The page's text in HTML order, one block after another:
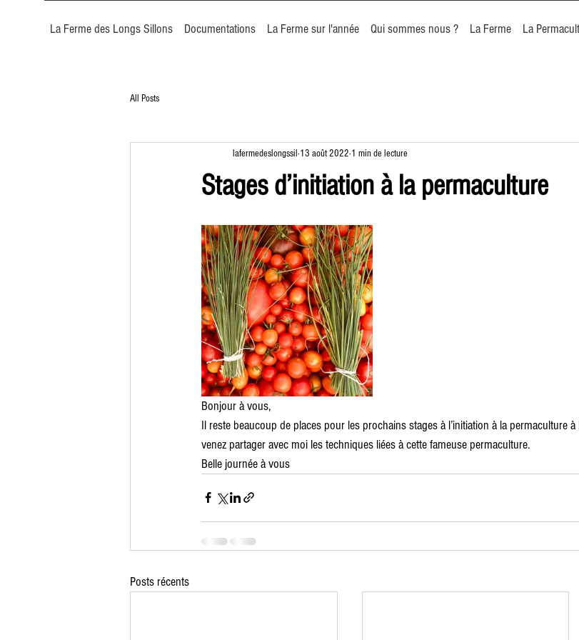
La Ferme des Longs Sillons Documentations La Ferme sur l'année Qui sommes nous ? La Ferme La
All Posts
Stages d’initiation à la permaculture
lafermedeslongssil 13 août 2022 1 min de lecture
Bonjour à vous,
Il reste beaucoup de places pour les prochains stages à l’initiation à la permaculture
venez partager avec moi les techniques liées à cette fameuse permaculture.
Belle journée à vous
Posts récents